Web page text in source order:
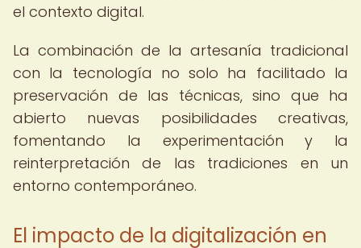
el contexto digital.
La combinación de la artesanía tradicional
con la tecnología no solo ha facilitado la
preservación de las técnicas, sino que ha
abierto nuevas posibilidades creativas,
fomentando la experimentación y la
reinterpretación de las tradiciones en un
entorno contemporáneo.
El impacto de la digitalización en